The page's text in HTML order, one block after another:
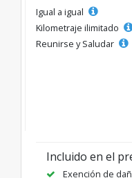
Igual a igual
Kilometraje ilimitado
Reunirse y Saludar
Incluido en el
Exención de